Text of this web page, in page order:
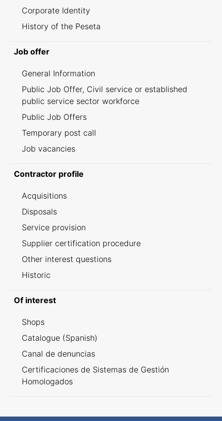
Corporate Identity
History of the Peseta
Job offer
General Information
Public Job Offer, Civil service or established
public service sector workforce
Public Job Offers
Temporary post call
Job vacancies
Contractor profile
Acquisitions
Disposals
Service provision
Supplier certification procedure
Other interest questions
Historic
Of interest
Shops
Catalogue (Spanish)
Canal de denuncias
Certificaciones de Sistemas de Gestión
Homologados